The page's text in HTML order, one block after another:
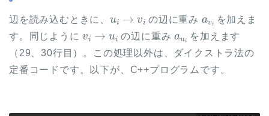
辺を読み込むときに、 の辺に重み
を加えま
す。同じように
の辺に重み
を加えます
（29、30行目）。この処理以外は、ダイクストラ法の
定番コードです。以下が、C++プログラムです。